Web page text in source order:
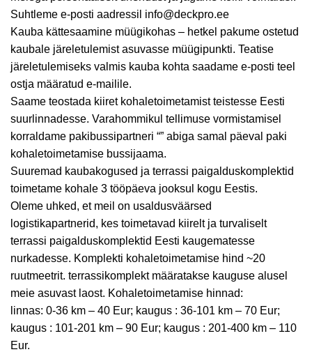
Suhtleme e-posti aadressil info@deckpro.ee
Kauba kättesaamine müügikohas – hetkel pakume ostetud
kaubale järeletulemist asuvasse müügipunkti. Teatise
järeletulemiseks valmis kauba kohta saadame e-posti teel
ostja määratud e-mailile.
Saame teostada kiiret kohaletoimetamist teistesse Eesti
suurlinnadesse. Varahommikul tellimuse vormistamisel
korraldame pakibussipartneri “” abiga samal päeval paki
kohaletoimetamise bussijaama.
Suuremad kaubakogused ja terrassi paigalduskomplektid
toimetame kohale 3 tööpäeva jooksul kogu Eestis.
Oleme uhked, et meil on usaldusväärsed
logistikapartnerid, kes toimetavad kiirelt ja turvaliselt
terrassi paigalduskomplektid Eesti kaugematesse
nurkadesse. Komplekti kohaletoimetamise hind ~20
ruutmeetrit. terrassikomplekt määratakse kauguse alusel
meie asuvast laost. Kohaletoimetamise hinnad:
linnas: 0-36 km – 40 Eur; kaugus : 36-101 km – 70 Eur;
kaugus : 101-201 km – 90 Eur; kaugus : 201-400 km – 110
Eur.